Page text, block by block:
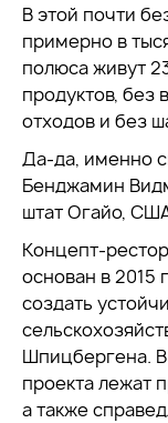
В этой почти
примерно в
полюса живут
продуктов,
отходов и без
Да-да, именно
Бенджамин
штат Огайо,
Концепт-
основан в 2015
создать
Шпицбергена.
проекта лежат
а также